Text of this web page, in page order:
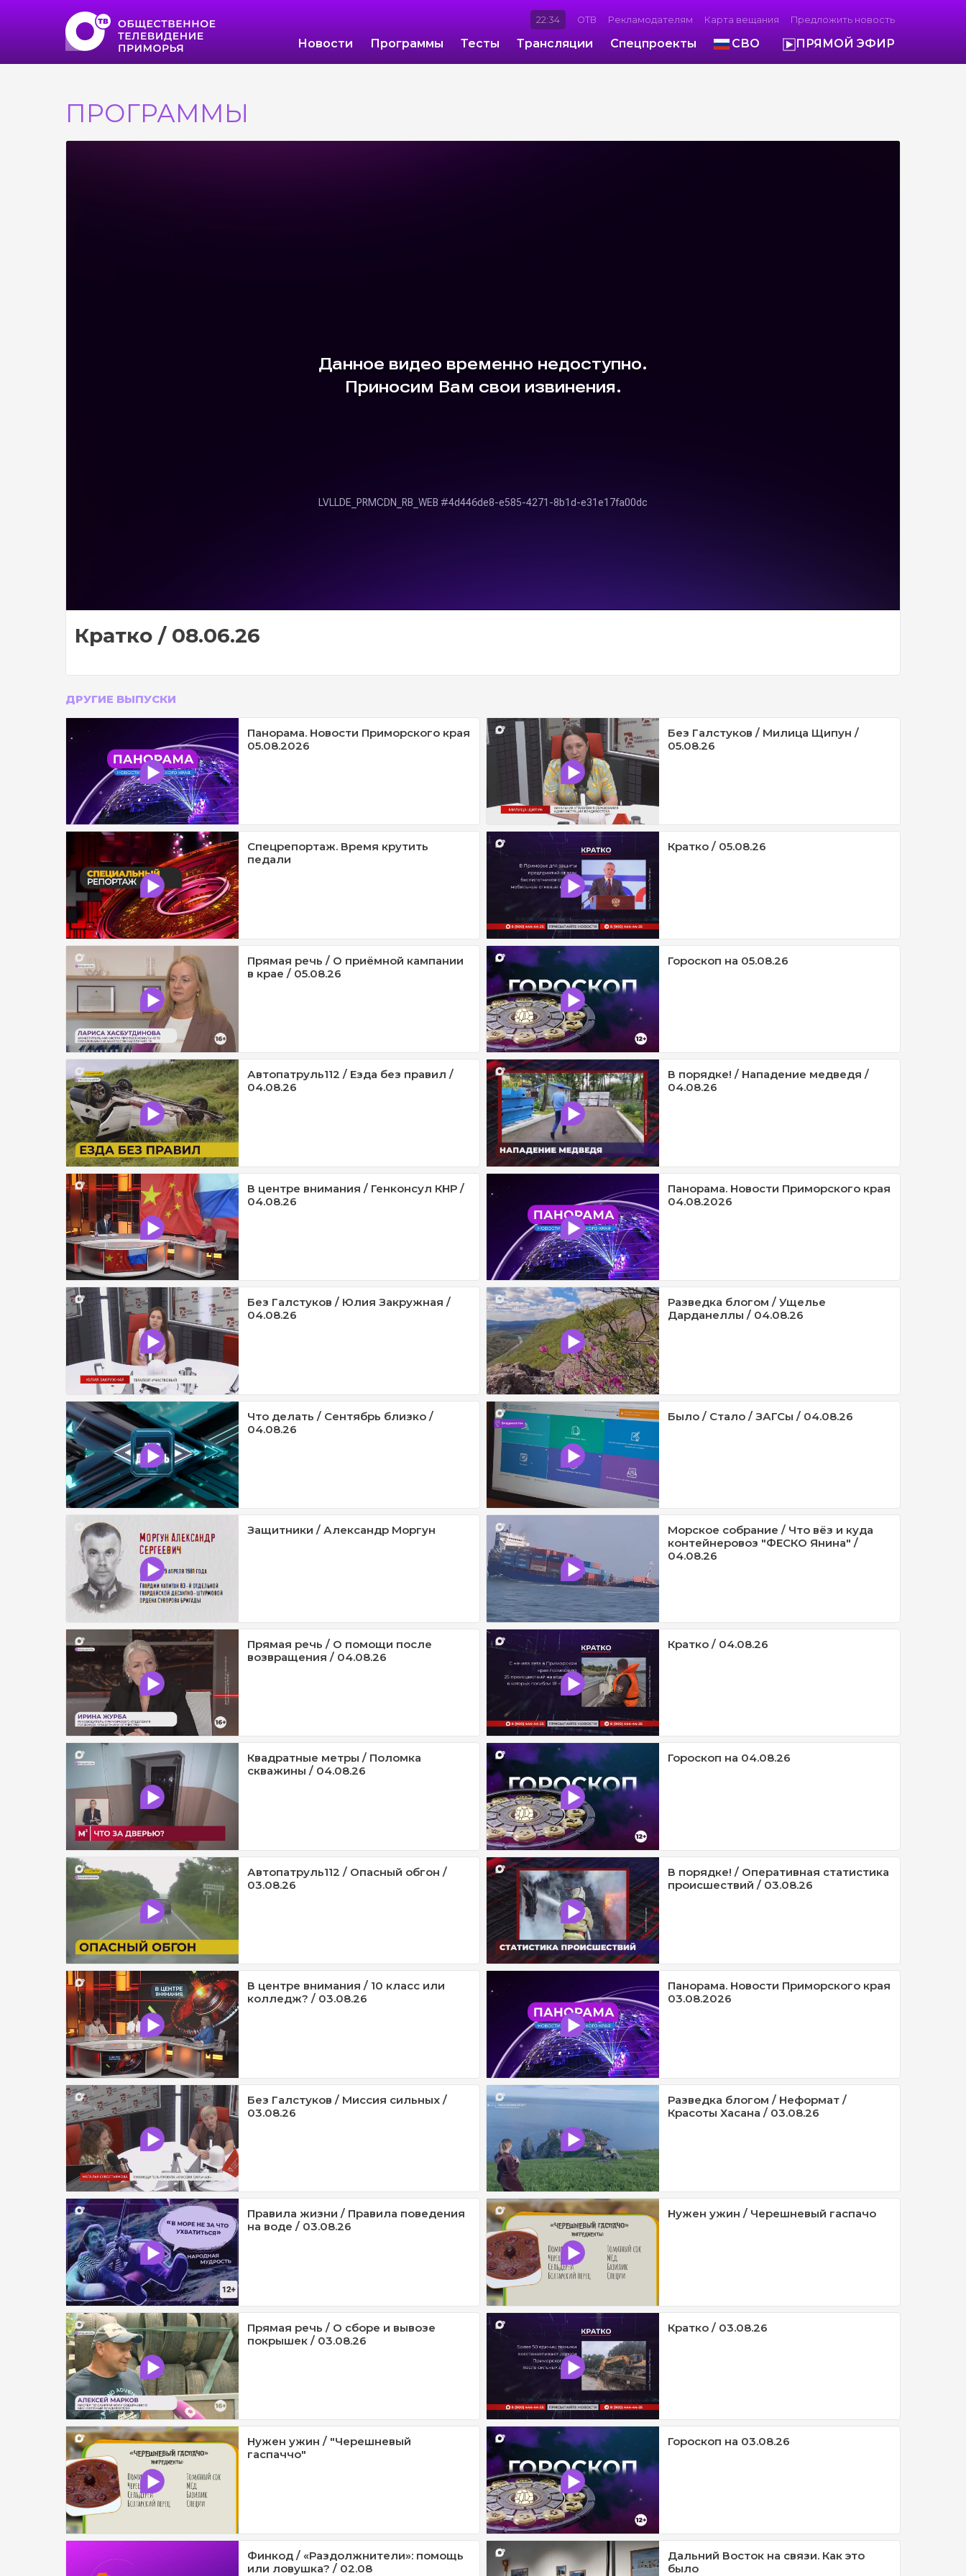
22:34 ОТВ Рекламодателям Карта вещания Предложить новость
Новости Программы Тесты Трансляции Спецпроекты СВО ПРЯМОЙ ЭФИР
ПРОГРАММЫ
Кратко / 08.06.26
ДРУГИЕ ВЫПУСКИ
Панорама. Новости Приморского края
05.08.2026
Без Галстуков / Милица Щипун /
05.08.26
Спецрепортаж. Время крутить
педали
Кратко / 05.08.26
Прямая речь / О приёмной кампании
в крае / 05.08.26
Гороскоп на 05.08.26
Автопатруль112 / Езда без правил /
04.08.26
В порядке! / Нападение медведя /
04.08.26
В центре внимания / Генконсул КНР /
04.08.26
Панорама. Новости Приморского края
04.08.2026
Без Галстуков / Юлия Закружная /
04.08.26
Разведка блогом / Ущелье
Дарданеллы / 04.08.26
Что делать / Сентябрь близко /
04.08.26
Было / Стало / ЗАГСы / 04.08.26
Защитники / Александр Моргун
Морское собрание / Что вёз и куда
контейнеровоз "ФЕСКО Янина" /
04.08.26
Прямая речь / О помощи после
возвращения / 04.08.26
Кратко / 04.08.26
Квадратные метры / Поломка
скважины / 04.08.26
Гороскоп на 04.08.26
Автопатруль112 / Опасный обгон /
03.08.26
В порядке! / Оперативная статистика
происшествий / 03.08.26
В центре внимания / 10 класс или
колледж? / 03.08.26
Панорама. Новости Приморского края
03.08.2026
Без Галстуков / Миссия сильных /
03.08.26
Разведка блогом / Неформат /
Красоты Хасана / 03.08.26
Правила жизни / Правила поведения
на воде / 03.08.26
Нужен ужин / Черешневый гаспачо
Прямая речь / О сборе и вывозе
покрышек / 03.08.26
Кратко / 03.08.26
Нужен ужин / "Черешневый
гаспаччо"
Гороскоп на 03.08.26
Финкод / «Раздолжнители»: помощь
или ловушка? / 02.08
Дальний Восток на связи. Как это
было